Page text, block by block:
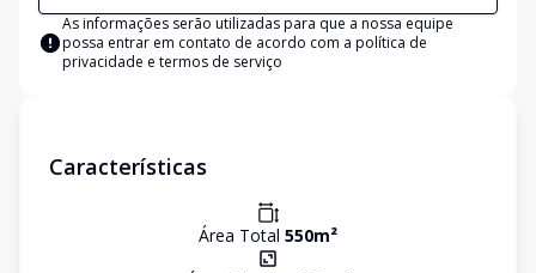
As informações serão utilizadas para que a nossa equipe
possa entrar em contato de acordo com a política de
privacidade e termos de serviço
Características
Área Total 550m²